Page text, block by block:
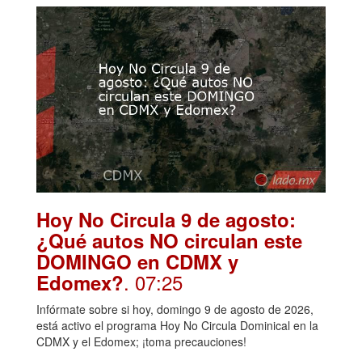
Hoy No Circula 9 de agosto:
¿Qué autos NO circulan este
DOMINGO en CDMX y
Edomex?. 07:25
Infórmate sobre si hoy, domingo 9 de agosto de 2026,
está activo el programa Hoy No Circula Dominical en la
CDMX y el Edomex; ¡toma precauciones!